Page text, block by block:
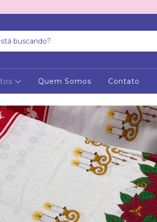
Quem Somos Contato